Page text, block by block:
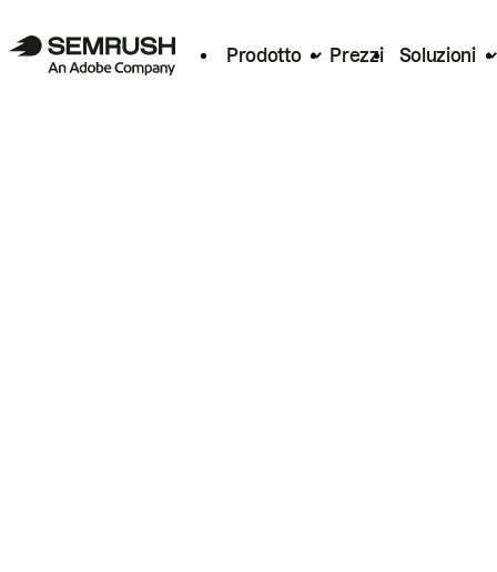
Prodotto Prezzi Soluzioni